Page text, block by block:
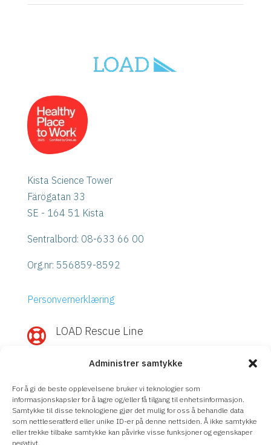
Administrer samtykke
For å gi de beste opplevelsene bruker vi teknologier som
informasjonskapsler for å lagre og/eller få tilgang til enhetsinformasjon.
Samtykke til disse teknologiene gjør det mulig for oss å behandle data
som nettleseratferd eller unike ID-er på denne nettsiden. Å ikke samtykke
eller trekke tilbake samtykke kan påvirke visse funksjoner og egenskaper
negativt.
Kista Science Tower
Färögatan 33
SE - 164 51 Kista
Sentralbord: 08-633 66 00
Org.nr: 556859-8592
Personvernerklæring
 LOAD Rescue Line
Storage?
Ring
LOAD Rescue Line
– direktekontakt
med våre eksperter, uavhengig av
supportavtale.